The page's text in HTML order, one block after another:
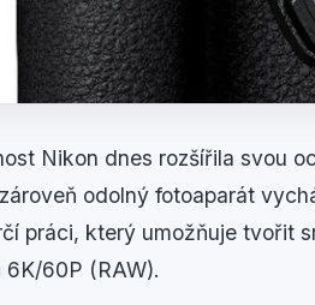
Nikon dnes rozšířila svou
odolný fotoaparát
práci, který umožňuje tvořit
6K/60P (RAW).